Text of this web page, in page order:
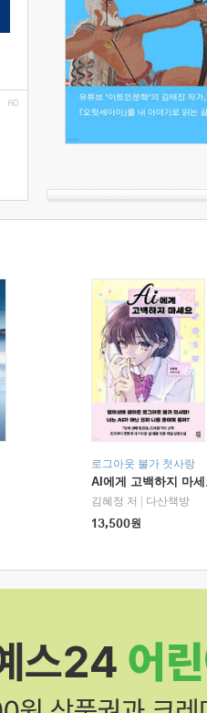
로그아웃 불가 첫사랑
AI에게 고백하지 마
김혜정 저
다산책방
13,500원